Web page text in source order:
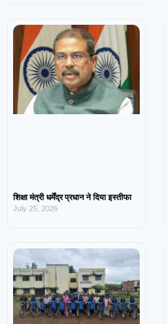
शिक्षा मंत्री धर्मेंद्र प्रधान ने दिया इस्तीफा
July 25, 2026